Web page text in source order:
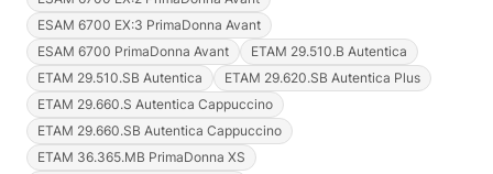
ESAM 6700 EX:3 PrimaDonna Avant
ESAM 6700 PrimaDonna Avant
ETAM 29.510.B Autentica
ETAM 29.510.SB Autentica
ETAM 29.620.SB Autentica Plus
ETAM 29.660.S Autentica Cappuccino
ETAM 29.660.SB Autentica Cappuccino
ETAM 36.365.MB PrimaDonna XS